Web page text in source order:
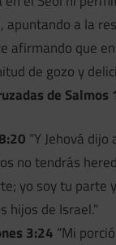
apuntando a la
afirmando que
de gozo y
de Salmos
“Y Jehová
no tendrás
yo soy tu parte
hijos de Israel.”
3:24 “Mi